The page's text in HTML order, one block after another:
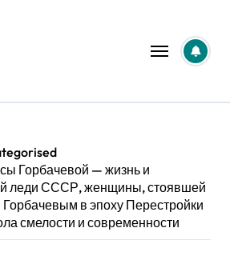
Горбачевой — жизнь и
леди СССР, женщины, стоявшей
в эпоху Перестройки
смелости и современности